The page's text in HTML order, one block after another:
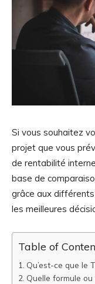
Si vous souhaitez
projet que vous
de rentabilité
base de
grâce aux
les meilleures
Table of
Qu’est-ce que le
Quelle formule